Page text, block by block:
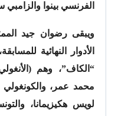
الفرنسي بينوا
ويبقى رضوان جيد
“الكاف”، وهم
محمد عمر، والكونغولي
لويس هكيزيمانا،